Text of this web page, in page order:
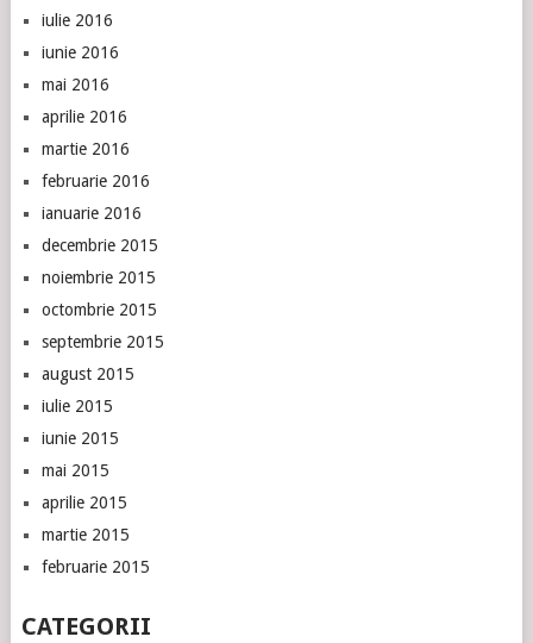
iulie 2016
iunie 2016
mai 2016
aprilie 2016
martie 2016
februarie 2016
ianuarie 2016
decembrie 2015
noiembrie 2015
octombrie 2015
septembrie 2015
august 2015
iulie 2015
iunie 2015
mai 2015
aprilie 2015
martie 2015
februarie 2015
CATEGORII